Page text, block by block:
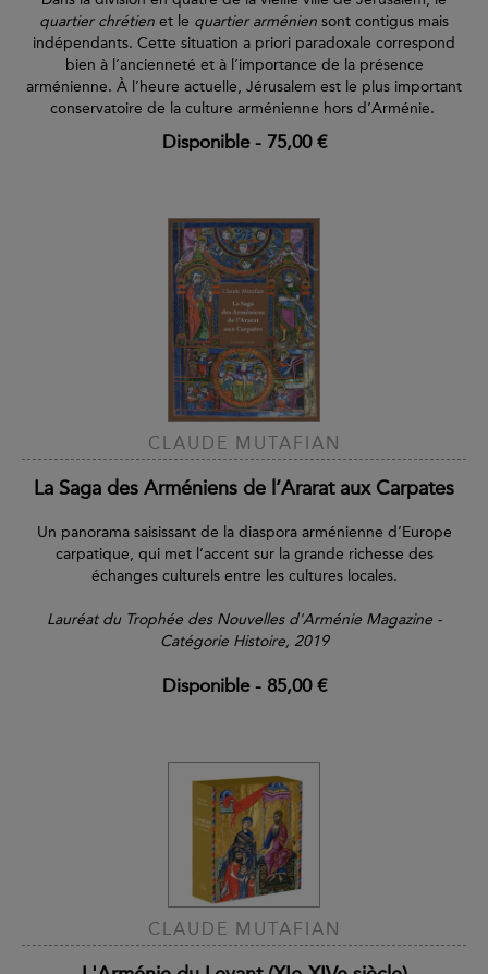
quartier chrétien et le quartier arménien sont contigus mais
indépendants. Cette situation a priori paradoxale correspond
bien à l’ancienneté et à l’importance de la présence
arménienne. À l’heure actuelle, Jérusalem est le plus important
conservatoire de la culture arménienne hors d’Arménie.
Disponible- 75,00 €
CLAUDE MUTAFIAN
La Saga des Arméniens de l’Ararat aux Carpates
Un panorama saisissant de la diaspora arménienne d’Europe
carpatique, qui met l’accent sur la grande richesse des
échanges culturels entre les cultures locales.
Lauréat du Trophée des Nouvelles d'Arménie Magazine -
Catégorie Histoire, 2019
Disponible- 85,00 €
CLAUDE MUTAFIAN